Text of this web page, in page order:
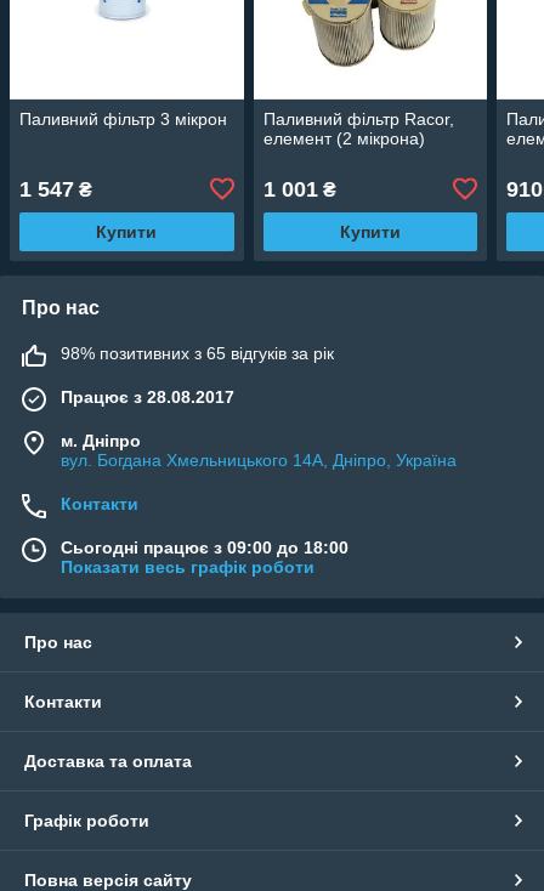
Паливний фільтр 3 мікрон
1 547 ₴
Купити
Паливний фільтр Racor,
елемент (2 мікрона)
1 001₴
Купити
910
Про нас
98% позитивних з 65 відгуків за рік
Працює з 28.08.2017
м. Дніпро
вул. Богдана Хмельницького 14А, Дніпро, Україна
Контакти
Сьогодні працює з 09:00 до 18:00
Показати весь графік роботи
Про нас
Контакти
Доставка та оплата
Графік роботи
Повна версія сайту